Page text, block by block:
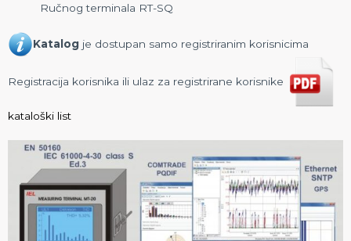
Ručnog terminala RT-SQ
Katalog je dostupan samo registriranim korisnicima
Registracija korisnika ili ulaz za registrirane korisnike
kataloški list